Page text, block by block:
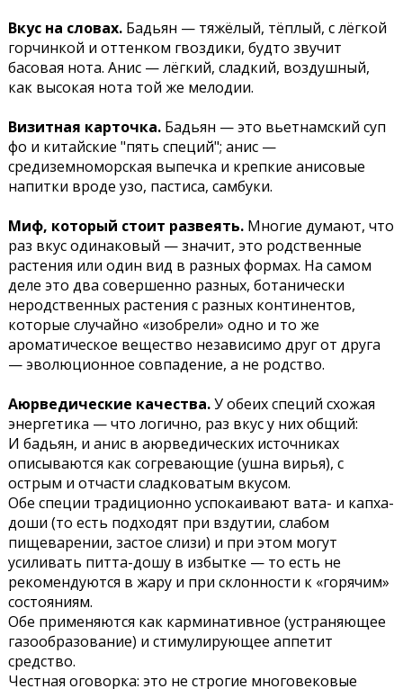
Вкус на словах.Бадьян — тяжёлый, тёплый, с лёгкой
горчинкой и оттенком гвоздики, будто звучит
басовая нота. Анис — лёгкий, сладкий, воздушный,
как высокая нота той же мелодии.
Визитная карточка.Бадьян — это вьетнамский суп
фо и китайские "пять специй"; анис —
средиземноморская выпечка и крепкие анисовые
напитки вроде узо, пастиса, самбуки.
Миф, который стоит развеять.Многие думают, что
раз вкус одинаковый — значит, это родственные
растения или один вид в разных формах. На самом
деле это два совершенно разных, ботанически
неродственных растения с разных континентов,
которые случайно «изобрели» одно и то же
ароматическое вещество независимо друг от друга
— эволюционное совпадение, а не родство.
Аюрведические качества.У обеих специй схожая
энергетика — что логично, раз вкус у них общий:
И бадьян, и анис в аюрведических источниках
описываются как согревающие (ушна вирья), с
острым и отчасти сладковатым вкусом.
Обе специи традиционно успокаивают вата- и капха-
доши (то есть подходят при вздутии, слабом
пищеварении, застое слизи) и при этом могут
усиливать питта-дошу в избытке — то есть не
рекомендуются в жару и при склонности к «горячим»
состояниям.
Обе применяются как карминативное (устраняющее
газообразование) и стимулирующее аппетит
средство.
Честная оговорка: это не строгие многовековые